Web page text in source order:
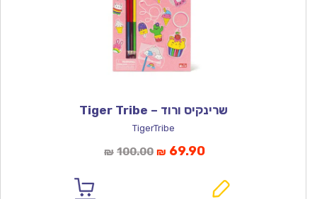
שרינקיס ורוד – Tiger Tribe
TigerTribe
₪ 100.00המחיר
₪ 69.90המחיר
הוא: